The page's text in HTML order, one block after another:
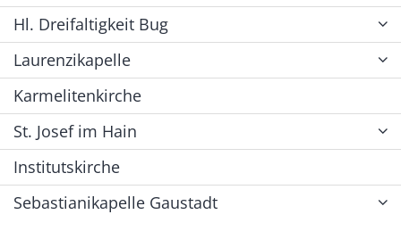
Hl. Dreifaltigkeit Bug
Laurenzikapelle
Karmelitenkirche
St. Josef im Hain
Institutskirche
Sebastianikapelle Gaustadt